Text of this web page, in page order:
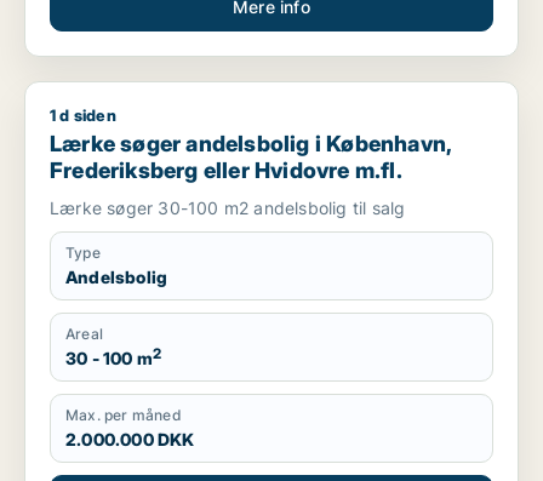
Mere info
Lærke søger andelsbolig i København, Frederiksberg eller
1 d siden
Lærke søger andelsbolig i København,
Frederiksberg eller Hvidovre m.fl.
Lærke søger 30-100 m2 andelsbolig til salg
Type
Andelsbolig
Areal
30 - 100 m2
Max. per måned
2.000.000 DKK